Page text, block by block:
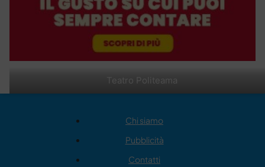
Teatro Politeama
Chi siamo
Pubblicità
Contatti